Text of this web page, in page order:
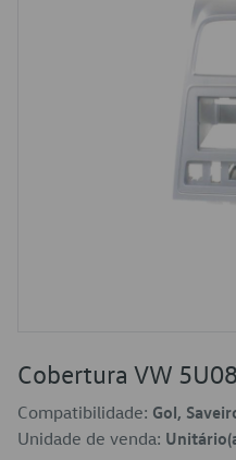
Cobertura VW
Compatibilidade: Gol,
Unidade de venda: